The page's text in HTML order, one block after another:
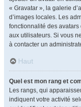
« Gravatar », la galerie
d’images locales. Les
fonctionnalité des
aux utilisateurs. Si vous
à contacter un
Haut
Quel est mon rang et
Les rangs, qui
indiquent votre activité